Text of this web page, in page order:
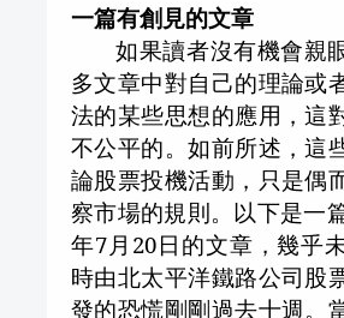
一篇有創見的文章
如果讀者沒有機會親
多文章中對自己的理論或
法的某些思想的應用，這
不公平的。如前所述，這
論股票投機活動，只是偶
察市場的規則。以下是一
年7月 20日的文章，幾乎
時由北太平洋鐵路公司股
發的恐慌剛剛過去十週。